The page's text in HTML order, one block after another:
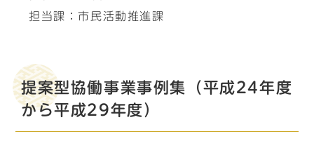
担当課：市民活動推進課
提案型協働事業事例集（平成24年度
から平成29年度）